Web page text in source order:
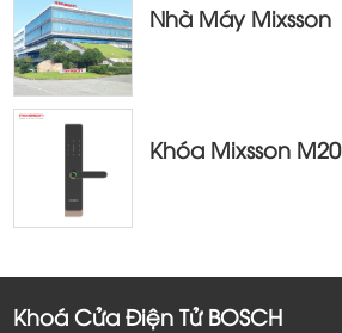
Nhà Máy Mixsson
Khóa Mixsson M20
Khoá Cửa Điện Tử BOSCH